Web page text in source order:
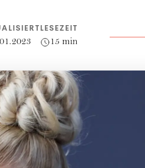
LESEZEIT
15 min